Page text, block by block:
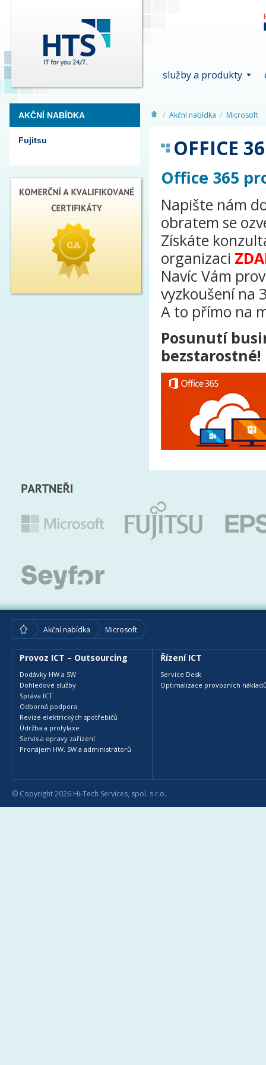
služby a produkty
AKČNÍ NABÍDKA
Fujitsu
Akční nabídka Microsoft
OFFICE
Office 365
Napište nám
obratem se
Získáte
organizaci
Navíc Vám
vyzkoušení na
A to přímo na
Posunutí
bezstarostné!
Akční nabídka Microsoft
Provoz ICT – Outsourcing
Dodávky HW a SW
Dohledové služby
Správa ICT
Odborná podpora
Revize elektrických spotřebičů
Údržba a profylaxe
Servis a opravy zařízení
Pronájem HW, SW a administrátorů
Řízení ICT
Service Desk
Optimalizace provozních
© Copyright 2026 Hi-Tech Services, spol. s r.o.